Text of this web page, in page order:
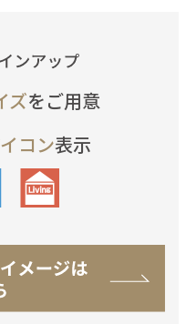
ズをご用意
コン表示